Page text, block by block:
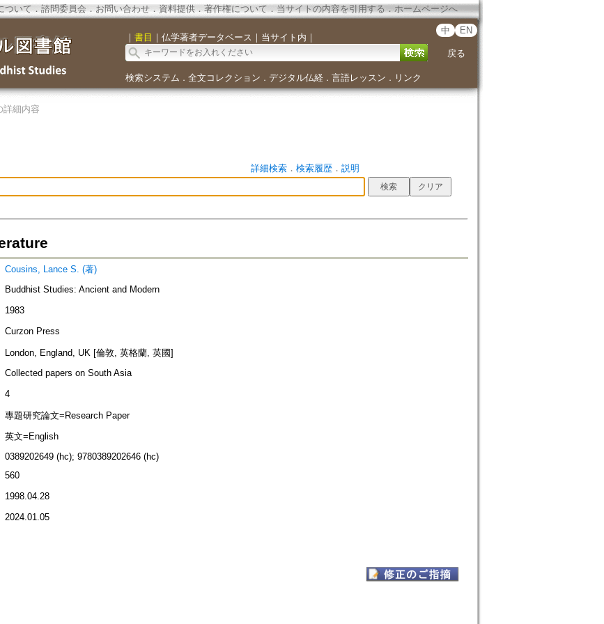
ついて ． 諮問委員会． お問い合わせ． 資料提供． 著作権について．当サイトの内容を引用する ． ホームページへ
｜ 書目 ｜ 仏学著者データベース ｜ 当サイト内 ｜
中 EN
戻る
検索システム ． 全文コレクション ． デジタル仏経． 言語レッスン ． リンク
詳細内容
詳細検索． 検索履歴． 説明
Cousins, Lance S. (著)
Buddhist Studies: Ancient and Modern
1983
Curzon Press
London, England, UK [倫敦, 英格蘭, 英國]
Collected papers on South Asia
4
專題研究論文=Research Paper
英文=English
0389202649 (hc); 9780389202646 (hc)
560
1998.04.28
2024.01.05